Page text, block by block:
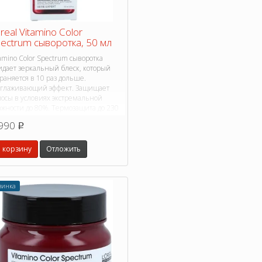
Vitamino Color
сыворотка, 50 мл
Color Spectrum сыворотка
зеркальный блеск, который
в 10 раз дольше.
эффект. Защищает
в условиях экстремальной
p
корзину Отложить